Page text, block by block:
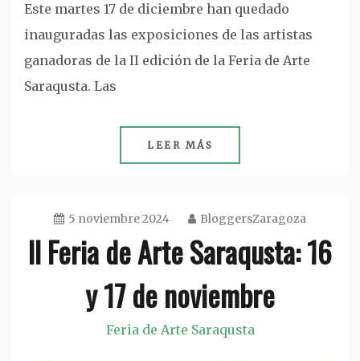
Este martes 17 de diciembre han quedado
inauguradas las exposiciones de las artistas
ganadoras de la II edición de la Feria de Arte
Saraqusta. Las
LEER MÁS
5 noviembre 2024 BloggersZaragoza
II Feria de Arte Saraqusta: 16
y 17 de noviembre
Feria de Arte Saraqusta